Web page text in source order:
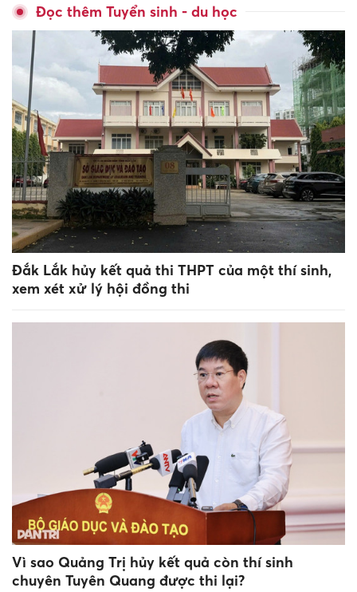
Đọc thêm Tuyển sinh - du học
Đắk Lắk hủy kết quả thi THPT của một thí sinh,
xem xét xử lý hội đồng thi
Vì sao Quảng Trị hủy kết quả còn thí sinh
chuyên Tuyên Quang được thi lại?